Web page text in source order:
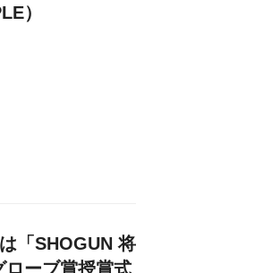
）
「SHOGUN 将
ーブ賞授賞式